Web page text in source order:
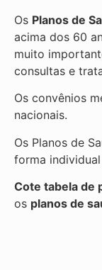
Os Planos de
acima dos 60
muito
consultas e
Os convênios
nacionais.
Os Planos de
forma
Cote tabela de
os planos de